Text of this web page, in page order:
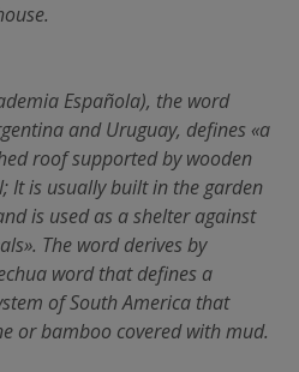
Española), the word
and Uruguay, defines «a
roof supported by wooden
It is usually built in the garden
is used as a shelter against
The word derives by
word that defines a
of South America that
or bamboo covered with mud.